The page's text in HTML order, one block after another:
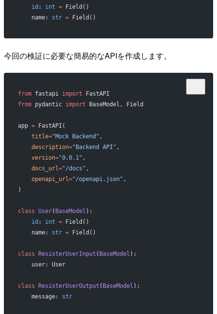
    id
: int = Field()
    name:
str = Field()
今回の検証に必要な簡易的なAPIを作成します。
from fastapi import FastAPI
from pydantic import BaseModel, Field
app = FastAPI(
    title
="Mock Backend" ,
    description
="Backend API" ,
    version
="0.0.1" ,
    docs_url
="/docs" ,
    openapi_url
="/openapi.json" ,
)
class User( BaseModel ):
    id
: int = Field()
    name:
str = Field()
class ResisterUserInput ( BaseModel ):
    user: User
class ResisterUserOutput ( BaseModel ):
    message:
str